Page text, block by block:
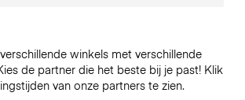
winkels met verschillende
de partner die het beste bij je past! Klik
van onze partners te zien.